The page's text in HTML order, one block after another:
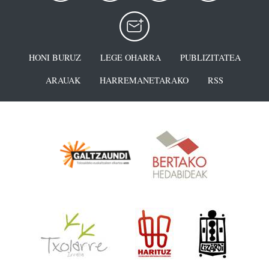
HONI BURUZ LEGE OHARRA
PUBLIZITATEA
ARAUAK
HARREMANETARAKO RSS